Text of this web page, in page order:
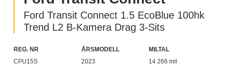
Ford Transit Connect 1.5 EcoBlue 100hk
Trend L2 B-Kamera Drag 3-Sits
REG. NR
CPU15S
ÅRSMODELL
2023
MILTAL
14 266 mil